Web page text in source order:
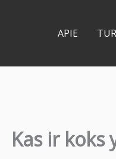
APIE
Kas ir koks